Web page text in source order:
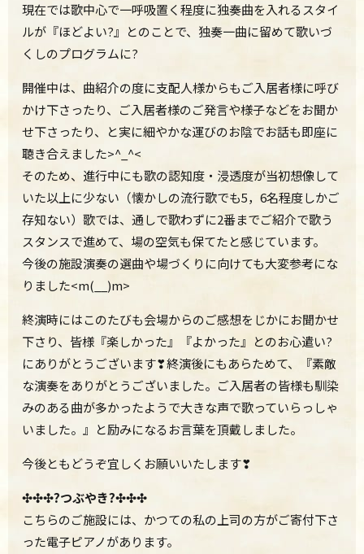
現在では歌中心で一呼吸置く程度に独奏曲を入れるスタイ
ルが『ほどよい?』とのことで、独奏一曲に留めて歌いづ
くしのプログラムに?
開催中は、曲紹介の度に支配人様からもご入居者様に呼び
かけ下さったり、ご入居者様のご発言や様子などをお聞か
せ下さったり、と実に細やかな運びのお陰でお話も即座に
聴き合えました>^_^<
そのため、進行中にも歌の認知度・浸透度が当初想像して
いた以上に少ない（懐かしの流行歌でも5，6名程度しかご
存知ない）歌では、通しで歌わずに2番までご紹介で歌う
スタンスで進めて、場の空気も保てたと感じています。
今後の施設演奏の選曲や場づくりに向けても大変参考にな
りました<m(__)m>
終演時にはこのたびも会場からのご感想をじかにお聞かせ
下さり、皆様『楽しかった』『よかった』とのお心遣い?
にありがとうございます❣終演後にもあらためて、『素敵
な演奏をありがとうございました。ご入居者の皆様も馴染
みのある曲が多かったようで大きな声で歌っていらっしゃ
いました。』と励みになるお言葉を頂戴しました。
今後ともどうぞ宜しくお願いいたします❣
✣✣✣?つぶやき?✣✣✣
こちらのご施設には、かつての私の上司の方がご寄付下さ
った電子ピアノがあります。